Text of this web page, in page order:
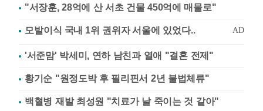
"서장훈, 28억에 산 서초 건물 450억에 매물로"
'서준맘' 박세미, 연하 남친과 열애 "결혼 전제"
황기순 "원정도박 후 필리핀서 2년 불법체류"
백혈병 재발 최성원 "치료가 날 죽이는 것 같아"